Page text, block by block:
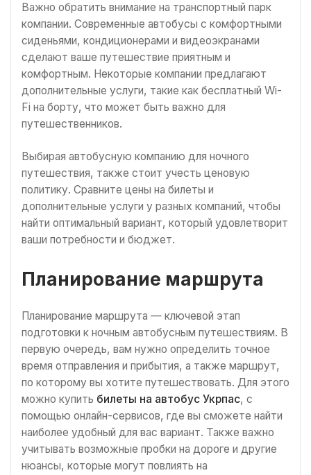
Важно обратить внимание на транспортный парк
компании. Современные автобусы с комфортными
сиденьями, кондиционерами и видеоэкранами
сделают ваше путешествие приятным и
комфортным. Некоторые компании предлагают
дополнительные услуги, такие как бесплатный Wi-
Fi на борту, что может быть важно для
путешественников.
Выбирая автобусную компанию для ночного
путешествия, также стоит учесть ценовую
политику. Сравните цены на билеты и
дополнительные услуги у разных компаний, чтобы
найти оптимальный вариант, который удовлетворит
ваши потребности и бюджет.
Планирование маршрута
Планирование маршрута — ключевой этап
подготовки к ночным автобусным путешествиям. В
первую очередь, вам нужно определить точное
время отправления и прибытия, а также маршрут,
по которому вы хотите путешествовать. Для этого
можно купить билеты на автобус Укрпас, с
помощью онлайн-сервисов, где вы сможете найти
наиболее удобный для вас вариант. Также важно
учитывать возможные пробки на дороге и другие
нюансы, которые могут повлиять на